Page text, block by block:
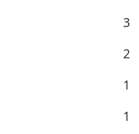
3
2
1
1